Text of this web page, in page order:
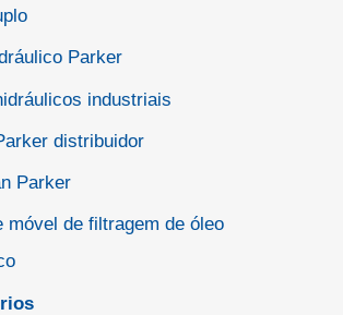
Parker
industriais
distribuidor
Parker
móvel de filtragem de óleo